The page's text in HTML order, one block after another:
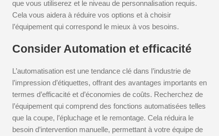
que vous utiliserez et le niveau de personnalisation requis.
Cela vous aidera à réduire vos options et à choisir
l’équipement qui correspond le mieux à vos besoins.
Consider Automation et efficacité
L’automatisation est une tendance clé dans l’industrie de
l’impression d’étiquettes, offrant des avantages importants en
termes d’efficacité et d’économies de coûts. Recherchez de
l’équipement qui comprend des fonctions automatisées telles
que la coupe, l’épluchage et le remontage. Cela réduira le
besoin d’intervention manuelle, permettant à votre équipe de